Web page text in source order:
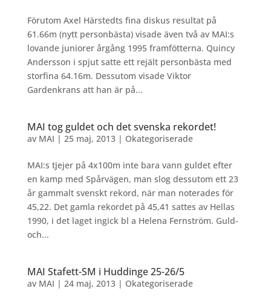
Förutom Axel Härstedts fina diskus resultat på
61.66m (nytt personbästa) visade även två av MAI:s
lovande juniorer årgång 1995 framfötterna. Quincy
Andersson i spjut satte ett rejält personbästa med
storfina 64.16m. Dessutom visade Viktor
Gardenkrans att han är på...
MAI tog guldet och det svenska rekordet!
av MAI | 25 maj, 2013| Okategoriserade
MAI:s tjejer på 4x100m inte bara vann guldet efter
en kamp med Spårvägen, man slog dessutom ett 23
år gammalt svenskt rekord, när man noterades för
45,22. Det gamla rekordet på 45,41 sattes av Hellas
1990, i det laget ingick bl a Helena Fernström. Guld-
och...
MAI Stafett-SM i Huddinge 25-26/5
av MAI | 24 maj, 2013| Okategoriserade